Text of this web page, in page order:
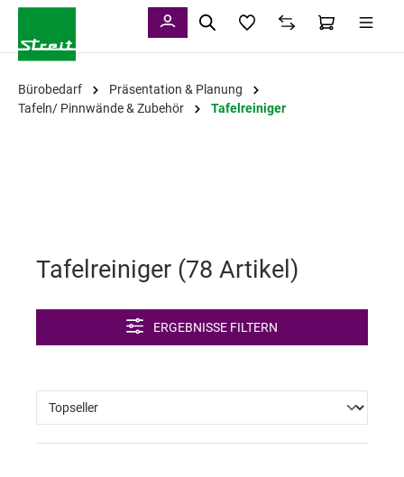
Bürobedarf
Präsentation & Planung
Tafeln/ Pinnwände & Zubehör
Tafelreiniger
Tafelreiniger (78 Artikel )
ERGEBNISSE FILTERN